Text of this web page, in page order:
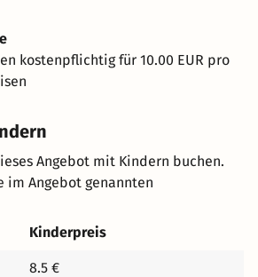
kostenpflichtig für 10.00 EUR pro
Angebot mit Kindern buchen.
Angebot genannten
Kinderpreis
8.5 €